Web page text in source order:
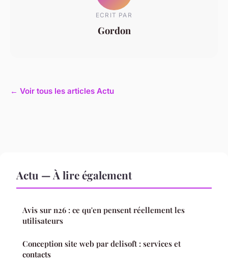
ECRIT PAR
Gordon
← Voir tous les articles Actu
Actu — À lire également
Avis sur n26 : ce qu'en pensent réellement les
utilisateurs
Conception site web par delisoft : services et
contacts